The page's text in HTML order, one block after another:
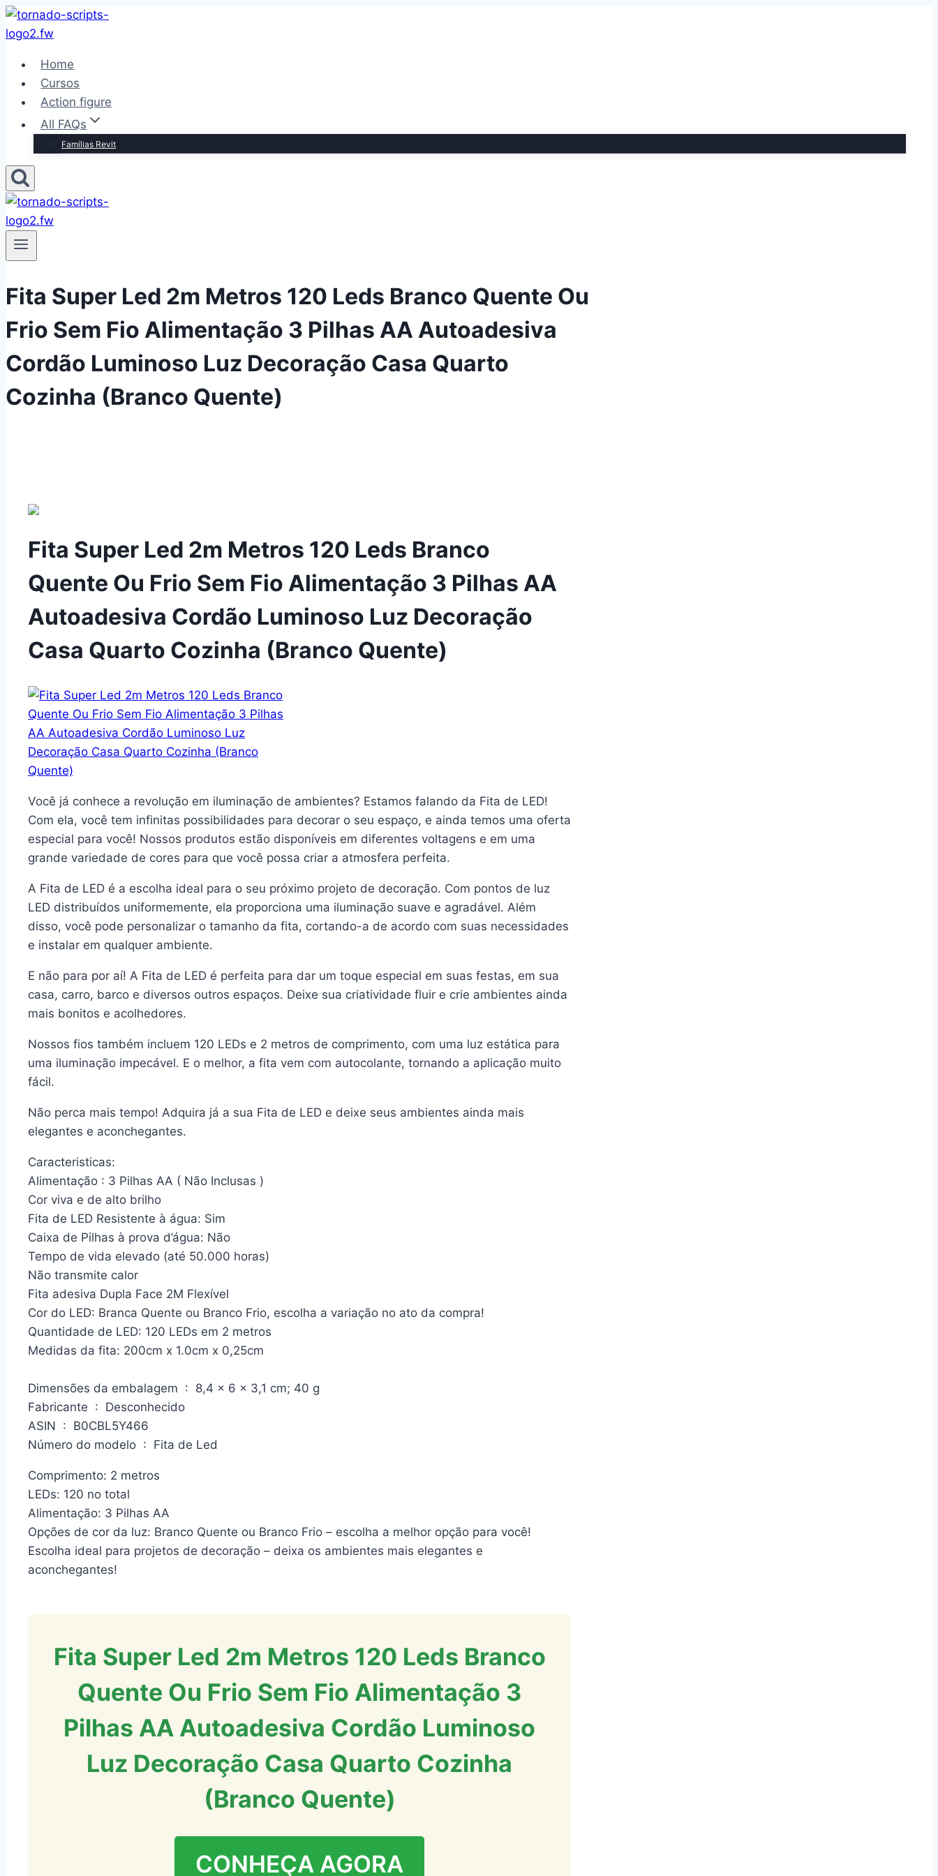
Pular
para
Conteúdo
Home
Cursos
Action figure
All FAQs
Famílias Revit
Fita Super Led 2m Metros 120 Leds Branco Quente Ou
Frio Sem Fio Alimentação 3 Pilhas AA Autoadesiva
Cordão Luminoso Luz Decoração Casa Quarto
Cozinha (Branco Quente)
Fita Super Led 2m Metros 120 Leds Branco
Quente Ou Frio Sem Fio Alimentação 3 Pilhas AA
Autoadesiva Cordão Luminoso Luz Decoração
Casa Quarto Cozinha (Branco Quente)
Você já conhece a revolução em iluminação de ambientes? Estamos falando da Fita de LED!
Com ela, você tem infinitas possibilidades para decorar o seu espaço, e ainda temos uma oferta
especial para você! Nossos produtos estão disponíveis em diferentes voltagens e em uma
grande variedade de cores para que você possa criar a atmosfera perfeita.
A Fita de LED é a escolha ideal para o seu próximo projeto de decoração. Com pontos de luz
LED distribuídos uniformemente, ela proporciona uma iluminação suave e agradável. Além
disso, você pode personalizar o tamanho da fita, cortando-a de acordo com suas necessidades
e instalar em qualquer ambiente.
E não para por aí! A Fita de LED é perfeita para dar um toque especial em suas festas, em sua
casa, carro, barco e diversos outros espaços. Deixe sua criatividade fluir e crie ambientes ainda
mais bonitos e acolhedores.
Nossos fios também incluem 120 LEDs e 2 metros de comprimento, com uma luz estática para
uma iluminação impecável. E o melhor, a fita vem com autocolante, tornando a aplicação muito
fácil.
Não perca mais tempo! Adquira já a sua Fita de LED e deixe seus ambientes ainda mais
elegantes e aconchegantes.
Caracteristicas:
Alimentação : 3 Pilhas AA ( Não Inclusas )
Cor viva e de alto brilho
Fita de LED Resistente à água: Sim
Caixa de Pilhas à prova d’água: Não
Tempo de vida elevado (até 50.000 horas)
Não transmite calor
Fita adesiva Dupla Face 2M Flexível
Cor do LED: Branca Quente ou Branco Frio, escolha a variação no ato da compra!
Quantidade de LED: 120 LEDs em 2 metros
Medidas da fita: 200cm x 1.0cm x 0,25cm
Dimensões da embalagem ‏ : ‎ 8,4 x 6 x 3,1 cm; 40 g
Fabricante ‏ : ‎ Desconhecido
ASIN ‏ : ‎ B0CBL5Y466
Número do modelo ‏ : ‎ Fita de Led
Comprimento: 2 metros
LEDs: 120 no total
Alimentação: 3 Pilhas AA
Opções de cor da luz: Branco Quente ou Branco Frio – escolha a melhor opção para você!
Escolha ideal para projetos de decoração – deixa os ambientes mais elegantes e
aconchegantes!
Fita Super Led 2m Metros 120 Leds Branco
Quente Ou Frio Sem Fio Alimentação 3
Pilhas AA Autoadesiva Cordão Luminoso
Luz Decoração Casa Quarto Cozinha
(Branco Quente)
CONHEÇA AGORA